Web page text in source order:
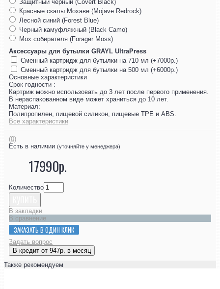
Защитный черный (Covert Black)
Красные скалы Мохаве (Mojave Redrock)
Лесной синий (Forest Blue)
Черный камуфляжный (Black Camo)
Мох собирателя (Forager Moss)
Аксессуары для бутылки GRAYL UltraPress
Сменный картридж для бутылки на 710 мл (+7000р.)
Сменный картридж для бутылки на 500 мл (+6000р.)
Основные характеристики
Срок годности :
Картриж можно использовать до 3 лет после первого применения.
В нераспакованном виде может храниться до 10 лет.
Материал:
Полипропилен, пищевой силикон, пищевые TPE и ABS.
Все характеристики
(0)
Есть в наличии (уточняйте у менеджера)
17990р.
Количество
В закладки
В сравнение
ЗАКАЗАТЬ В ОДИН КЛИК
Задать вопрос
В кредит от 947р. в месяц
Также рекомендуем